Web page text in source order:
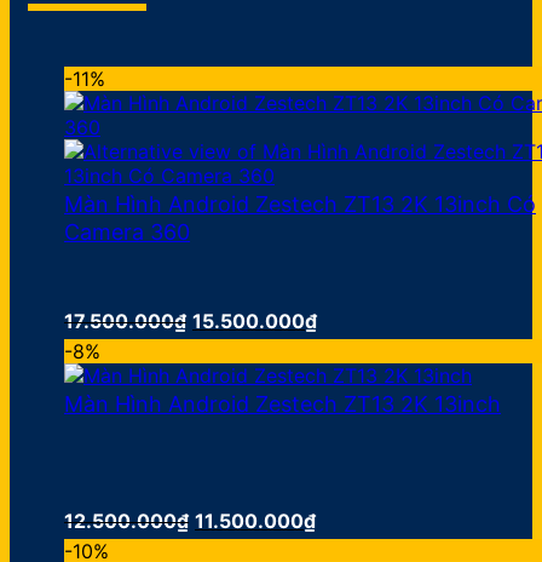
-11%
Màn Hình Android Zestech ZT13 2K 13inch Có
Camera 360
17.500.000₫ Giá
gốc
là:
17.500.000₫.
15.500.000₫Giá
hiện
tại
là:
15.500.000₫.
-8%
Màn Hình Android Zestech ZT13 2K 13inch
12.500.000₫ Giá
gốc
11.500.000₫Giá
hiện
-10%